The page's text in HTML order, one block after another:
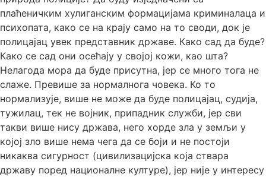
плаћеничким хулиганским формацијама криминалаца и
психопата, како се на крају само на то своди, док је
полицајац увек представник државе. Како сад да буде?
Како се сад они осећају у својој кожи, као шта?
Нелагода мора да буде присутна, јер се много тога не
слаже. Превише за нормалнога човека. Ко то
нормализује, више не може да буде полицајац, судија,
тужилац, тек не војник, припадник служби, јер сви
такви више нису држава, него хорде зла у земљи у
којој зло више нема чега да се боји и не постоји
никаква сигурност (цивилизацијска која ствара
државу поред националне културе), јер није у интересу